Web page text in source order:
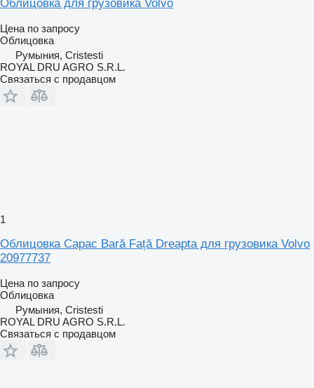
Облицовка для грузовика Volvo
Цена по запросу
Облицовка
Румыния, Cristesti
ROYAL DRU AGRO S.R.L.
Связаться с продавцом
1
Облицовка Capac Bară Față Dreapta для грузовика Volvo
20977737
Цена по запросу
Облицовка
Румыния, Cristesti
ROYAL DRU AGRO S.R.L.
Связаться с продавцом